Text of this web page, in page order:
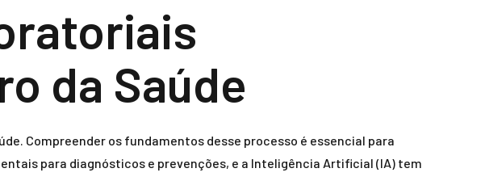
da Saúde
Compreender os fundamentos desse processo é essencial para
para diagnósticos e prevenções, e a Inteligência Artificial (IA) tem